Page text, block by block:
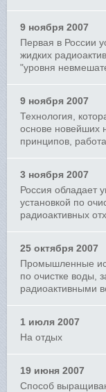
9 ноября 2007
Первая в России
жидких
"уровня
9 ноября 2007
Технология,
основе новейших
принципов,
3 ноября 2007
Россия обладает
установкой по
радиоактивных
25 октября 2007
Промышленные
по очистке воды,
радиоактивными
1 июля 2007
На отдых
19 июня 2007
Способ